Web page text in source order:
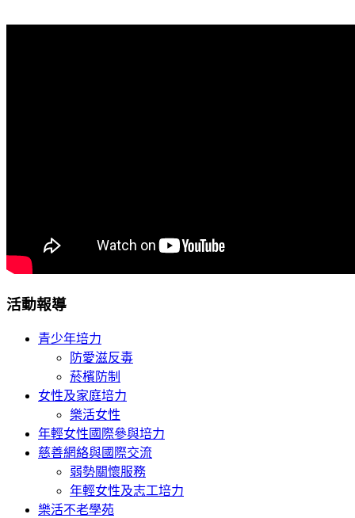
活動報導
青少年培力
防愛滋反毒
菸檳防制
女性及家庭培力
樂活女性
年輕女性國際參與培力
慈善網絡與國際交流
弱勢關懷服務
年輕女性及志工培力
樂活不老學苑